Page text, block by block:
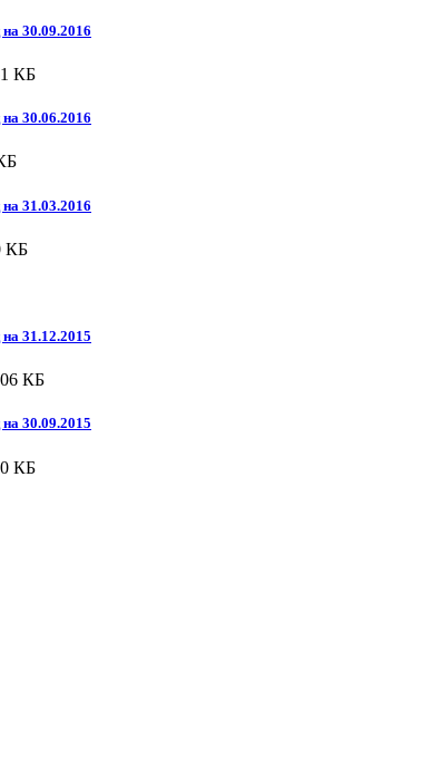
30.09.2016
КБ
30.06.2016
31.03.2016
КБ
31.12.2015
КБ
30.09.2015
КБ